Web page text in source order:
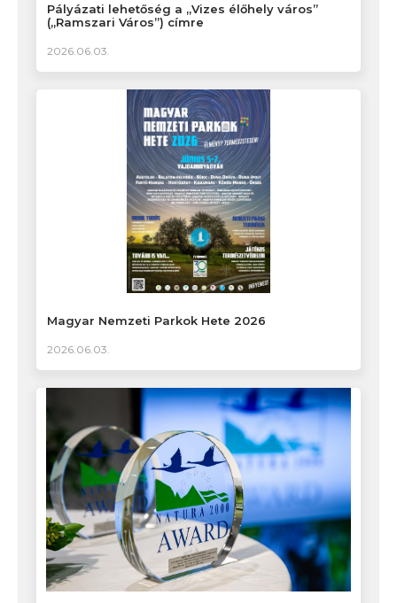
Pályázati lehetőség a „Vizes élőhely város”
(„Ramszari Város”) címre
2026.06.03.
Magyar Nemzeti Parkok Hete 2026
2026.06.03.